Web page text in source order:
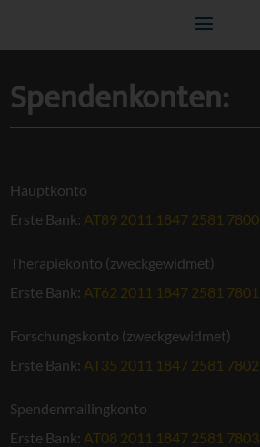
Spendenkonten:
Hauptkonto
Erste Bank: AT89 2011 1847 2581 7800
Therapiekonto (zweckgewidmet)
Erste Bank: AT62 2011 1847 2581 7801
Forschungskonto (zweckgewidmet)
Erste Bank: AT35 2011 1847 2581 7802
Spendenmailingkonto
Erste Bank: AT08 2011 1847 2581 7803